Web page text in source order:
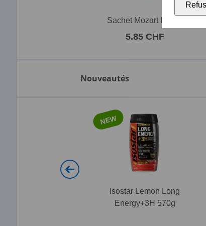
bientôt disponible à nouveau
Sachet Mozart Reber
5.85 CHF
Nouveautés
NEW
Isostar Lemon Long
Energy+3H 570g